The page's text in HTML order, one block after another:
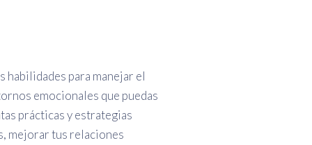
habilidades para manejar el
emocionales que puedas
prácticas y estrategias
mejorar tus relaciones